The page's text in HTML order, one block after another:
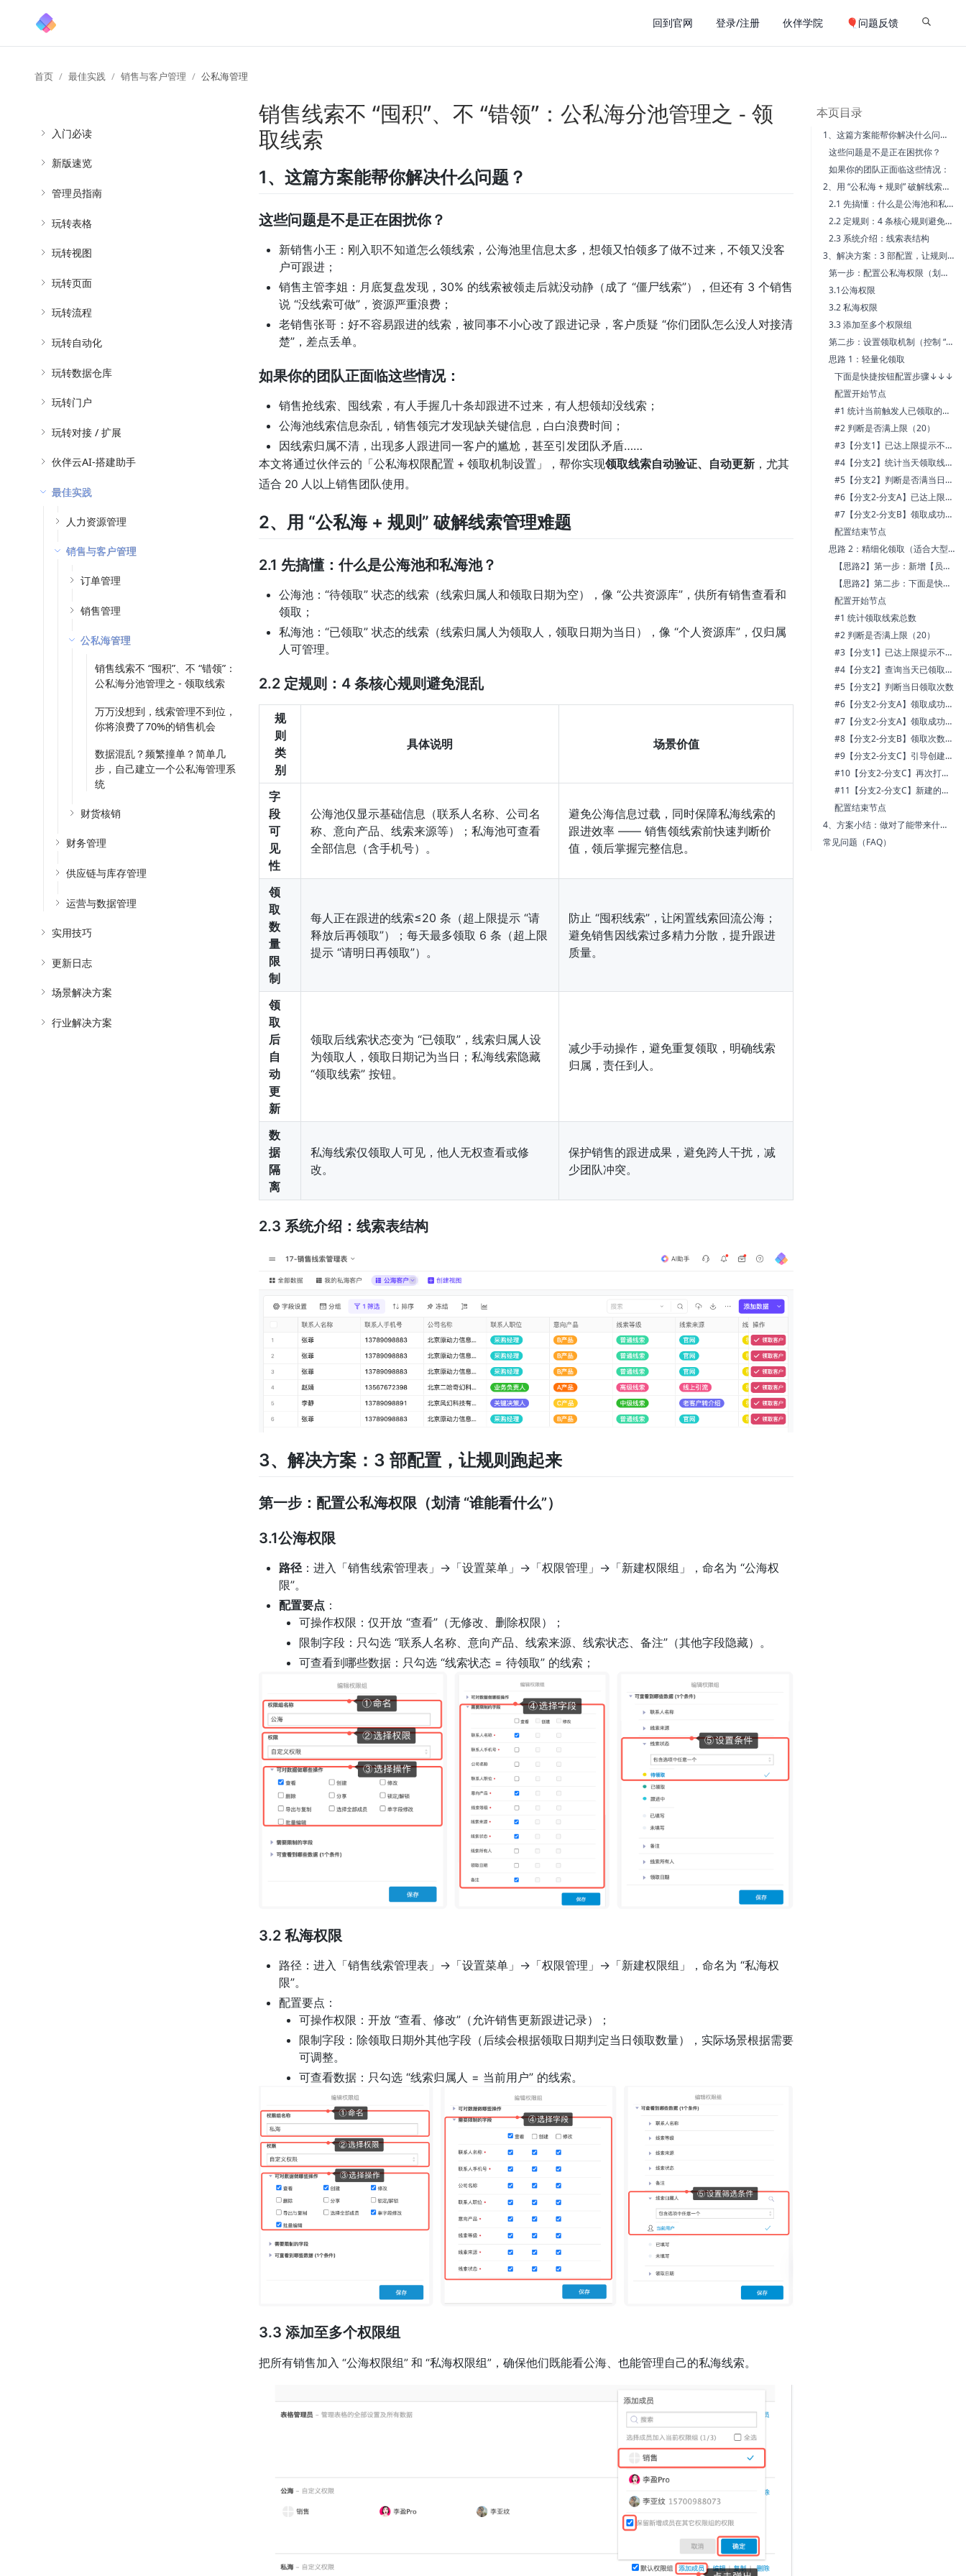
回到官网 登录/注册 伙伴学院 🎈问题反馈
首页 最佳实践 销售与客户管理 公私海管理
入门必读
新版速览
管理员指南
玩转表格
玩转视图
玩转页面
玩转流程
玩转自动化
玩转数据仓库
玩转门户
玩转对接 / 扩展
伙伴云AI-搭建助手
最佳实践
人力资源管理
销售与客户管理
订单管理
销售管理
公私海管理
销售线索不 “囤积”、不 “错领”：
公私海分池管理之 - 领取线索
万万没想到，线索管理不到位，
你将浪费了70%的销售机会
数据混乱？频繁撞单？简单几
步，自己建立一个公私海管理系
统
财货核销
财务管理
供应链与库存管理
运营与数据管理
实用技巧
更新日志
场景解决方案
行业解决方案
销售线索不 “囤积”、不 “错领”：公私海分池管理之 - 领
取线索
1、这篇方案能帮你解决什么问题？
这些问题是不是正在困扰你？
新销售小王：刚入职不知道怎么领线索，公海池里信息太多，想领又怕领多了做不过来，不领又没客
户可跟进；
销售主管李姐：月底复盘发现，30% 的线索被领走后就没动静（成了 “僵尸线索”），但还有 3 个销售
说 “没线索可做”，资源严重浪费；
老销售张哥：好不容易跟进的线索，被同事不小心改了跟进记录，客户质疑 “你们团队怎么没人对接清
楚”，差点丢单。
如果你的团队正面临这些情况：
销售抢线索、囤线索，有人手握几十条却跟进不过来，有人想领却没线索；
公海池线索信息杂乱，销售领完才发现缺关键信息，白白浪费时间；
因线索归属不清，出现多人跟进同一客户的尴尬，甚至引发团队矛盾……
本文将通过伙伴云的「公私海权限配置 + 领取机制设置」，帮你实现领取线索自动验证、自动更新 ，尤其
适合 20 人以上销售团队使用。
2、用 “公私海 + 规则” 破解线索管理难题
2.1 先搞懂：什么是公海池和私海池？
公海池：“待领取” 状态的线索（线索归属人和领取日期为空），像 “公共资源库”，供所有销售查看和
领取；
私海池：“已领取” 状态的线索（线索归属人为领取人，领取日期为当日），像 “个人资源库”，仅归属
人可管理。
2.2 定规则：4 条核心规则避免混乱
规
则
类
别
具体说明 场景价值
字
段
可
见
性
公海池仅显示基础信息（联系人名称、公司名
称、意向产品、线索来源等）；私海池可查看
全部信息（含手机号）。
避免公海信息过载，同时保障私海线索的
跟进效率 —— 销售领线索前快速判断价
值，领后掌握完整信息。
领
取
数
量
限
制
每人正在跟进的线索≤20 条（超上限提示 “请
释放后再领取”）；每天最多领取 6 条（超上限
提示 “请明日再领取”）。
防止 “囤积线索”，让闲置线索回流公海；
避免销售因线索过多精力分散，提升跟进
质量。
领
取
后
自
动
更
新
领取后线索状态变为 “已领取”，线索归属人设
为领取人，领取日期记为当日；私海线索隐藏
“领取线索” 按钮。
减少手动操作，避免重复领取，明确线索
归属，责任到人。
数
据
隔
离
私海线索仅领取人可见，他人无权查看或修
改。
保护销售的跟进成果，避免跨人干扰，减
少团队冲突。
2.3 系统介绍：线索表结构
3、解决方案：3 部配置，让规则跑起来
第一步：配置公私海权限（划清 “谁能看什么”）
3.1公海权限
路径 ：进入「销售线索管理表」→「设置菜单」→「权限管理」→「新建权限组」，命名为 “公海权
限”。
配置要点 ：
可操作权限：仅开放 “查看”（无修改、删除权限）；
限制字段：只勾选 “联系人名称、意向产品、线索来源、线索状态、备注”（其他字段隐藏）。
可查看到哪些数据：只勾选 “线索状态 = 待领取” 的线索；
3.2 私海权限
路径：进入「销售线索管理表」→「设置菜单」→「权限管理」→「新建权限组」，命名为 “私海权
限”。
配置要点：
可操作权限：开放 “查看、修改”（允许销售更新跟进记录）；
限制字段：除领取日期外其他字段（后续会根据领取日期判定当日领取数量），实际场景根据需要
可调整。
可查看数据：只勾选 “线索归属人 = 当前用户” 的线索。
3.3 添加至多个权限组
把所有销售加入 “公海权限组” 和 “私海权限组”，确保他们既能看公海、也能管理自己的私海线索。
本页目录
1、这篇方案能帮你解决什么问题？
这些问题是不是正在困扰你？
如果你的团队正面临这些情况：
2、用 “公私海 + 规则” 破解线索管理难题
2.1 先搞懂：什么是公海池和私海池？
2.2 定规则：4 条核心规则避免混乱
2.3 系统介绍：线索表结构
3、解决方案：3 部配置，让规则跑起来
第一步：配置公私海权限（划清 “谁能看什么”）
3.1公海权限
3.2 私海权限
3.3 添加至多个权限组
第二步：设置领取机制（控制 “怎么领、领多少”）
思路 1：轻量化领取
下面是快捷按钮配置步骤↓↓↓
配置开始节点
#1 统计当前触发人已领取的线索总数
#2 判断是否满上限（20）
#3【分支1】已达上限提示不可领取
#4【分支2】统计当天领取线索总数
#5【分支2】判断是否满当日上限（6）
#6【分支2-分支A】已达上限提示不可领取
#7【分支2-分支B】领取成功修改相关字段
配置结束节点
思路 2：精细化领取（适合大型团队）—— 通过员工表记录领取次数
【思路2】第一步：新增【员工表】
【思路2】第二步：下面是快捷按钮配置步骤↓↓↓
配置开始节点
#1 统计领取线索总数
#2 判断是否满上限（20）
#3【分支1】已达上限提示不可领取
#4【分支2】查询当天已领取线索总数
#5【分支2】判断当日领取次数
#6【分支2-分支A】领取成功修改相关字段
#7【分支2-分支A】领取成功修改已领取次数
#8【分支2-分支B】领取次数已达上限提示
#9【分支2-分支C】引导创建员工数据
#10【分支2-分支C】再次打开刚要领取的线索数据
#11【分支2-分支C】新建的员工数据今日领取次数设置为0
配置结束节点
4、方案小结：做对了能带来什么改变？
常见问题（FAQ）